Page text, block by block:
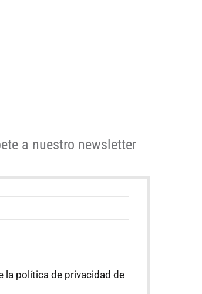
a nuestro newsletter
la política de privacidad de